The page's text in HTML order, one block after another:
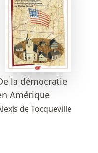
la démocratie
Amérique
de Tocqueville